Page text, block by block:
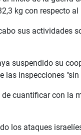
kg con respecto al
sus actividades
suspendido su
las inspecciones "sin
cuantificar con la
los ataques